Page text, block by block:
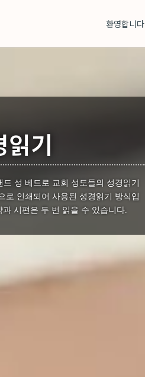
환영합니다
기
성 베드로 교회 성도들의 성경읽기
로 인쇄되어 사용된 성경읽기 방식입
시편은 두 번 읽을 수 있습니다.